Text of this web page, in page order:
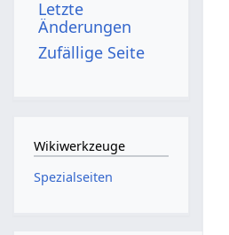
Letzte
Änderungen
Zufällige Seite
Wikiwerkzeuge
Spezialseiten